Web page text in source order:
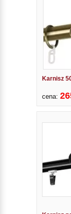
Karnisz
cena: